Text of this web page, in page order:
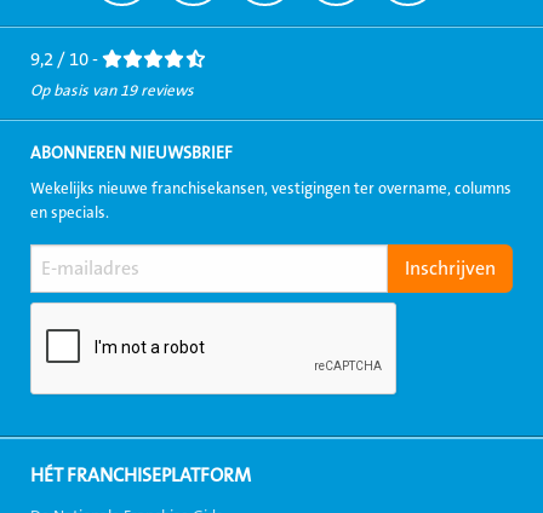
FacebookLinkedInTwitterInstagramYoutube
9,2 / 10 -
Op basis van 19 reviews
ABONNEREN NIEUWSBRIEF
Wekelijks nieuwe franchisekansen, vestigingen ter overname, columns
en specials.
HÉT FRANCHISEPLATFORM